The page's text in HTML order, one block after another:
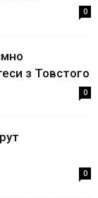
0
з Товстого
0
0